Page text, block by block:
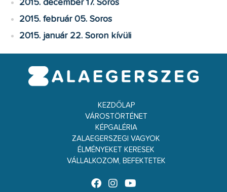
2015. december 17. Soros
2015. február 05. Soros
2015. január 22. Soron kívüli
KEZDŐLAP
VÁROSTÖRTÉNET
KÉPGALÉRIA
ZALAEGERSZEGI VAGYOK
ÉLMÉNYEKET KERESEK
VÁLLALKOZOM, BEFEKTETEK